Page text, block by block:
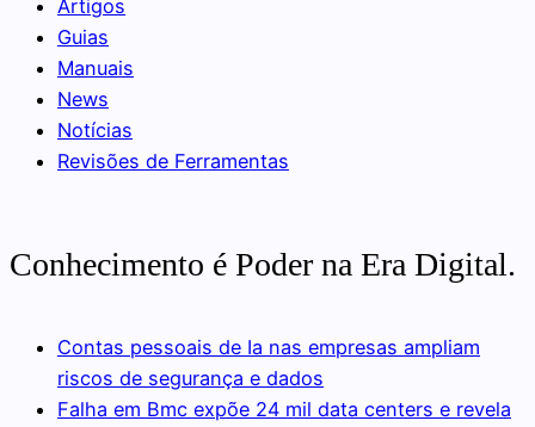
Artigos
Guias
Manuais
News
Notícias
Revisões de Ferramentas
Conhecimento é Poder na Era Digital.
Contas pessoais de Ia nas empresas ampliam
riscos de segurança e dados
Falha em Bmc expõe 24 mil data centers e revela